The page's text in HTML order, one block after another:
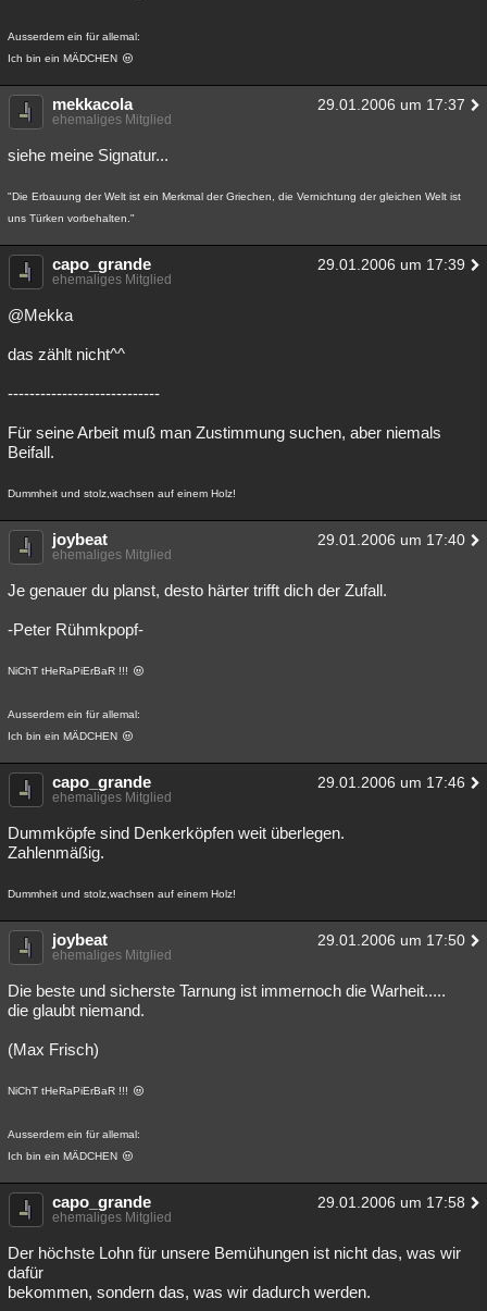
Ausserdem ein für allemal:
Ich bin ein MÄDCHEN
mekkacola 29.01.2006 um 17:37
ehemaliges Mitglied
siehe meine Signatur...
"Die Erbauung der Welt ist ein Merkmal der Griechen, die Vernichtung der gleichen Welt ist
uns Türken vorbehalten."
capo_grande 29.01.2006 um 17:39
ehemaliges Mitglied
@Mekka
das zählt nicht^^
----------------------------
Für seine Arbeit muß man Zustimmung suchen, aber niemals
Beifall.
Dummheit und stolz,wachsen auf einem Holz!
joybeat 29.01.2006 um 17:40
ehemaliges Mitglied
Je genauer du planst, desto härter trifft dich der Zufall.
-Peter Rühmkpopf-
NiChT tHeRaPiErBaR !!!
Ausserdem ein für allemal:
Ich bin ein MÄDCHEN
capo_grande 29.01.2006 um 17:46
ehemaliges Mitglied
Dummköpfe sind Denkerköpfen weit überlegen.
Zahlenmäßig.
Dummheit und stolz,wachsen auf einem Holz!
joybeat 29.01.2006 um 17:50
ehemaliges Mitglied
Die beste und sicherste Tarnung ist immernoch die Warheit.....
die glaubt niemand.
(Max Frisch)
NiChT tHeRaPiErBaR !!!
Ausserdem ein für allemal:
Ich bin ein MÄDCHEN
capo_grande 29.01.2006 um 17:58
ehemaliges Mitglied
Der höchste Lohn für unsere Bemühungen ist nicht das, was wir
dafür
bekommen, sondern das, was wir dadurch werden.